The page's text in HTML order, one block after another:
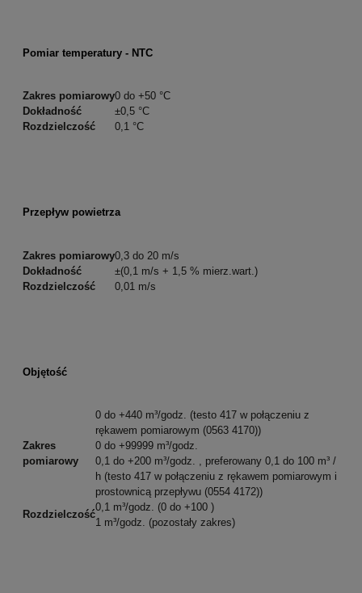
Pomiar temperatury - NTC
Zakres pomiarowy0 do +50 °C
Dokładność
±0,5 °C
Rozdzielczość
0,1 °C
Przepływ powietrza
Zakres pomiarowy0,3 do 20 m/s
Dokładność
±(0,1 m/s + 1,5 % mierz.wart.)
Rozdzielczość
0,01 m/s
Objętość
Zakres
pomiarowy
0 do +440 m³/godz. (testo 417 w połączeniu z
rękawem pomiarowym (0563 4170))
0 do +99999 m³/godz.
0,1 do +200 m³/godz. , preferowany 0,1 do 100 m³ /
h (testo 417 w połączeniu z rękawem pomiarowym i
prostownicą przepływu (0554 4172))
Rozdzielczość
0,1 m³/godz. (0 do +100 )
1 m³/godz. (pozostały zakres)